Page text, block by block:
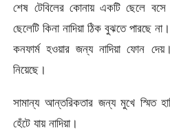
শেষ টেবিলের কোনায় একটি ছেলে
ছেলেটি কিনা নাদিয়া ঠিক বুঝতে পারছে না।
কনফার্ম হওয়ার জন্য নাদিয়া ফোন
নিয়েছে।
সামান্য আন্তরিকতার জন্য মুখে স্মিত
হেঁটে যায় নাদিয়া।